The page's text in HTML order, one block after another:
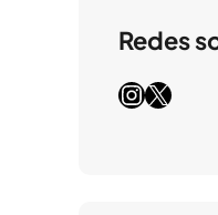
Redes
InstagramX